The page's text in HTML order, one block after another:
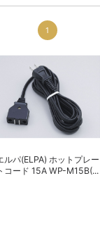
1
ルパ(ELPA) ホットプレー
コード 15A WP-M15B(...